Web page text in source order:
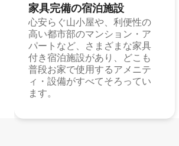
家具完備の宿⁠泊⁠施⁠設
心安らぐ山小屋や、利便性の
高い都市部のマンション・ア
パートなど、さまざまな家具
付き宿泊施設があり、どこも
普段お家で使用するアメニテ
ィ・設備がすべてそろってい
ます。